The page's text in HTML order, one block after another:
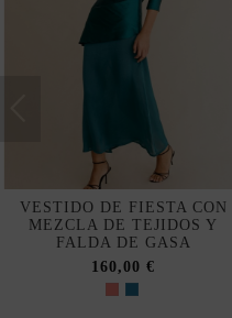
VESTIDO DE FIESTA CON
MEZCLA DE TEJIDOS Y
FALDA DE GASA
160,00 €